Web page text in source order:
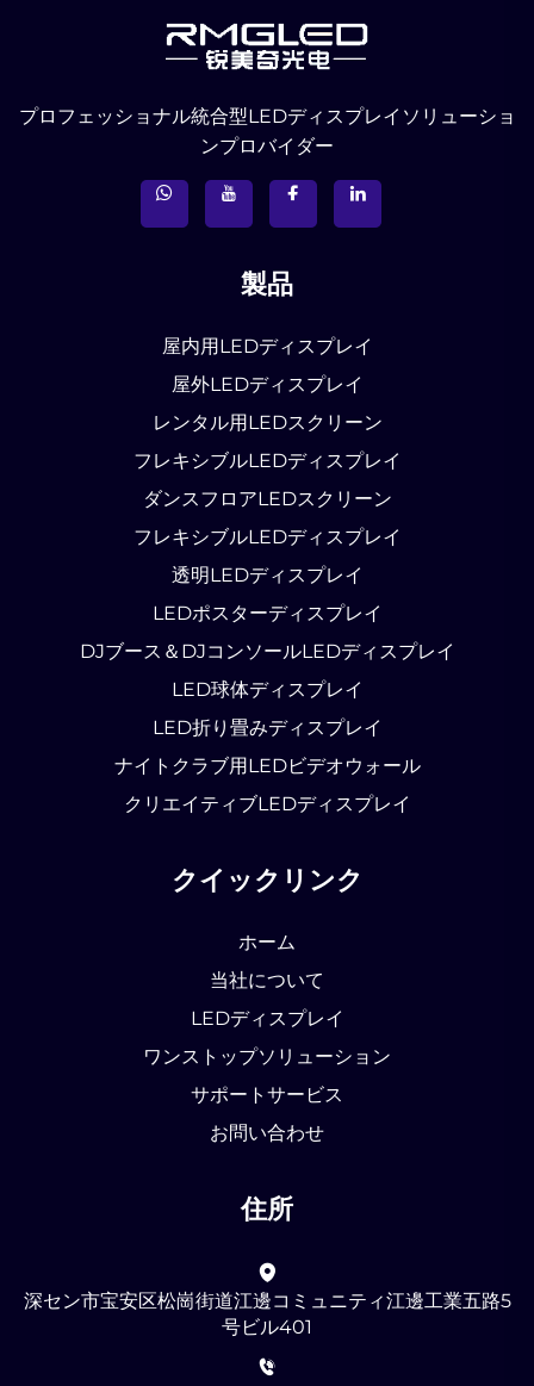
プロフェッショナル統合型LEDディスプレイソリューショ
ンプロバイダー
製品
屋内用LEDディスプレイ
屋外LEDディスプレイ
レンタル用LEDスクリーン
フレキシブルLEDディスプレイ
ダンスフロアLEDスクリーン
フレキシブルLEDディスプレイ
透明LEDディスプレイ
LEDポスターディスプレイ
DJブース＆DJコンソールLEDディスプレイ
LED球体ディスプレイ
LED折り畳みディスプレイ
ナイトクラブ用LEDビデオウォール
クリエイティブLEDディスプレイ
クイックリンク
ホーム
当社について
LEDディスプレイ
ワンストップソリューション
サポートサービス
お問い合わせ
住所
深セン市宝安区松崗街道江邊コミュニティ江邊工業五路5
号ビル401